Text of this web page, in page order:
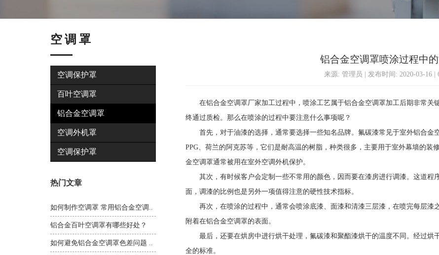
空调罩
空调保护罩
百叶空调罩
铝合金空调罩
空调外机罩
空调保护罩
热门文章
如何制作空调罩 常用铝合金空调..
铝合金百叶空调罩有哪些好处？
如何避免铝合金空调罩色差问题 ..
铝合金空调罩喷涂过程中
来源: 管理员 | 发布时间: 2020-03-16 |
在铝合金空调罩厂家加工过程中，喷涂工艺属于铝合金空调罩加工后期非常关
终通过质检。那么在喷涂的过程中要注意什么事项呢？
首先，对于油漆的选择，通常要选择一些知名品牌。氟碳漆常见于室外铝合金
PPG、荷兰的阿克苏等，它们是耐高温的树脂，种类很多，主要用于室外幕墙的装
金空调罩通常被用在室外空调外机保护。
其次，有时候客户会定制一些不常用的颜色，因而要在漆房进行调漆。这道程
面，调漆的比例也是另外一项值得注意的硬性技术指标。
再次，在喷涂的过程中，通常会喷涂底漆、面漆和清漆三层漆，在喷完每层漆
附着在铝合金空调罩的表面。
最后，还要在烘房中进行烘干处理，氟碳漆和聚酯漆烘干的温度不同。经过烘
全的标准。